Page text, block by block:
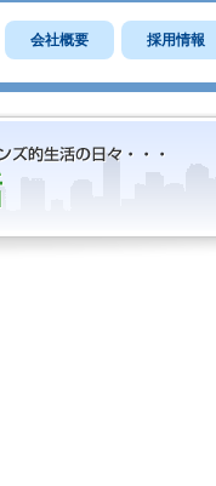
会社概要 採用情報